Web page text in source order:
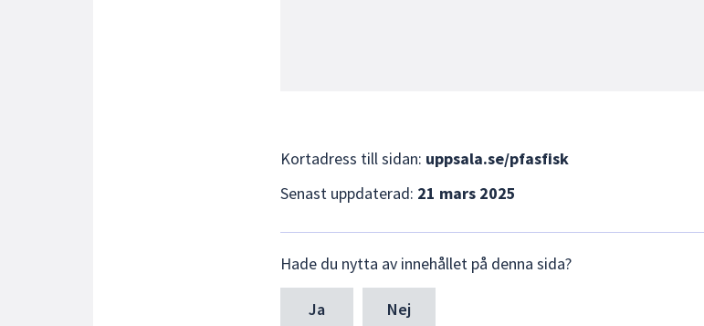
Kortadress till sidan: uppsala.se/pfasfisk
Senast uppdaterad: 21 mars 2025
synpunkter
för
denna
Hade du nytta av innehållet på denna sida?
Nej